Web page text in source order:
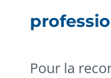
Pour la